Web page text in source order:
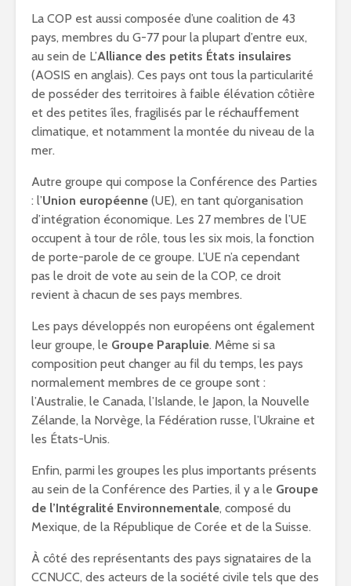
La COP est aussi composée d’une coalition de 43
pays, membres du G-77 pour la plupart d’entre eux,
au sein de L’Alliance des petits États insulaires
(AOSIS en anglais). Ces pays ont tous la particularité
de posséder des territoires à faible élévation côtière
et des petites îles, fragilisés par le réchauffement
climatique, et notamment la montée du niveau de la
mer.
Autre groupe qui compose la Conférence des Parties
: l’Union européenne (UE), en tant qu’organisation
d’intégration économique. Les 27 membres de l’UE
occupent à tour de rôle, tous les six mois, la fonction
de porte-parole de ce groupe. L’UE n’a cependant
pas le droit de vote au sein de la COP, ce droit
revient à chacun de ses pays membres.
Les pays développés non européens ont également
leur groupe, le Groupe Parapluie. Même si sa
composition peut changer au fil du temps, les pays
normalement membres de ce groupe sont :
l’Australie, le Canada, l’Islande, le Japon, la Nouvelle
Zélande, la Norvège, la Fédération russe, l’Ukraine et
les États-Unis.
Enfin, parmi les groupes les plus importants présents
au sein de la Conférence des Parties, il y a le Groupe
de l’Intégralité Environnementale, composé du
Mexique, de la République de Corée et de la Suisse.
À côté des représentants des pays signataires de la
CCNUCC, des acteurs de la société civile tels que des